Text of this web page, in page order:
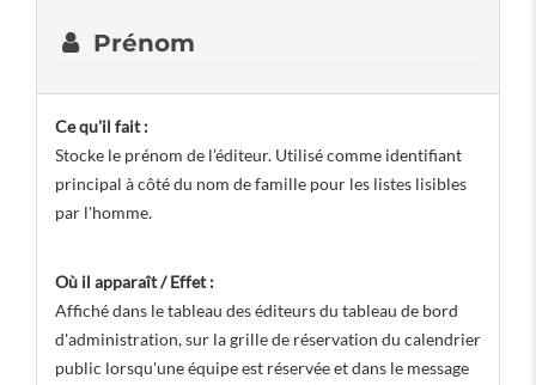
Prénom
Ce qu'il fait :
Stocke le prénom de l’éditeur. Utilisé comme identifiant
principal à côté du nom de famille pour les listes lisibles
par l'homme.
Où il apparaît / Effet :
Affiché dans le tableau des éditeurs du tableau de bord
d'administration, sur la grille de réservation du calendrier
public lorsqu'une équipe est réservée et dans le message